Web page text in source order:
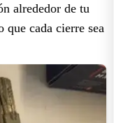
alrededor de tu
que cada cierre sea